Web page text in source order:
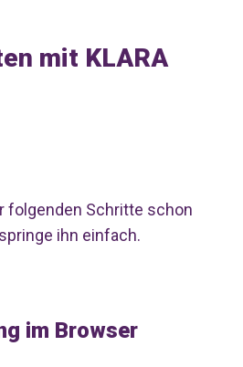
mit KLARA
folgenden Schritte schon
ihn einfach.
im Browser